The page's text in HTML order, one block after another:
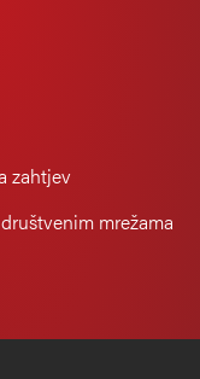
zahtjev
mrežama